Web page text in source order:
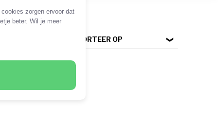
zorgen ervoor dat
beter. Wil je meer
SORTEER OP